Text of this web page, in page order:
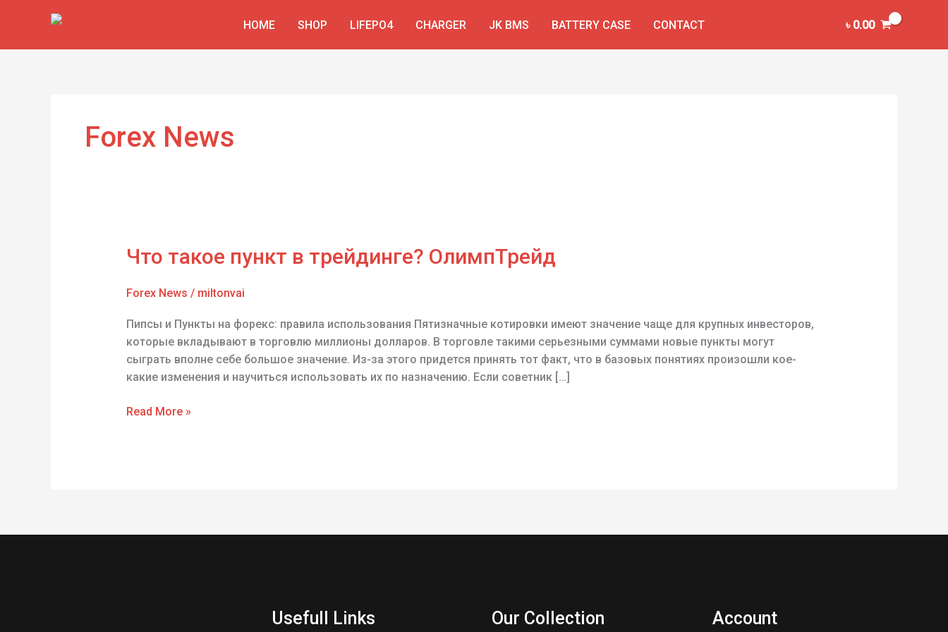
HOME SHOP LIFEPO4 CHARGER JK BMS BATTERY CASE CONTACT ৳ 0.00
Forex News
Что такое пункт в трейдинге? ОлимпТрейд
Forex News / miltonvai
Пипсы и Пункты на форекс: правила использования Пятизначные котировки имеют значение чаще для крупных инвесторов,
которые вкладывают в торговлю миллионы долларов. В торговле такими серьезными суммами новые пункты могут
сыграть вполне себе большое значение. Из-за этого придется принять тот факт, что в базовых понятиях произошли кое-
какие изменения и научиться использовать их по назначению. Если советник […]
Что
пункт
трейдинге?
ОлимпТрейд
Read More »
Usefull Links Our Collection Account